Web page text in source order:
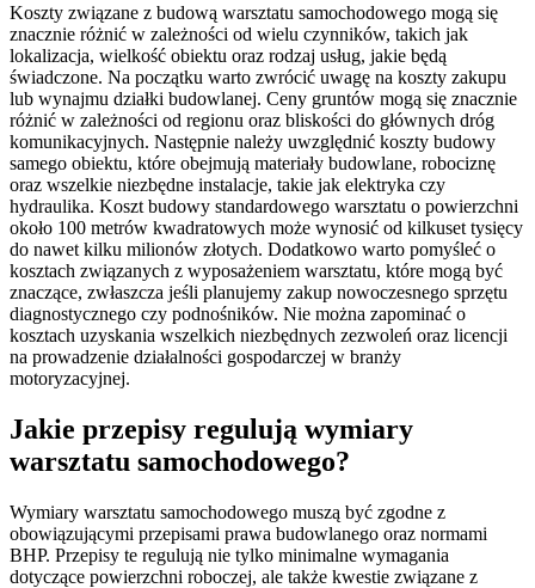
Koszty związane z budową warsztatu samochodowego mogą się
znacznie różnić w zależności od wielu czynników, takich jak
lokalizacja, wielkość obiektu oraz rodzaj usług, jakie będą
świadczone. Na początku warto zwrócić uwagę na koszty zakupu
lub wynajmu działki budowlanej. Ceny gruntów mogą się znacznie
różnić w zależności od regionu oraz bliskości do głównych dróg
komunikacyjnych. Następnie należy uwzględnić koszty budowy
samego obiektu, które obejmują materiały budowlane, robociznę
oraz wszelkie niezbędne instalacje, takie jak elektryka czy
hydraulika. Koszt budowy standardowego warsztatu o powierzchni
około 100 metrów kwadratowych może wynosić od kilkuset tysięcy
do nawet kilku milionów złotych. Dodatkowo warto pomyśleć o
kosztach związanych z wyposażeniem warsztatu, które mogą być
znaczące, zwłaszcza jeśli planujemy zakup nowoczesnego sprzętu
diagnostycznego czy podnośników. Nie można zapominać o
kosztach uzyskania wszelkich niezbędnych zezwoleń oraz licencji
na prowadzenie działalności gospodarczej w branży
motoryzacyjnej.
Jakie przepisy regulują wymiary
warsztatu samochodowego?
Wymiary warsztatu samochodowego muszą być zgodne z
obowiązującymi przepisami prawa budowlanego oraz normami
BHP. Przepisy te regulują nie tylko minimalne wymagania
dotyczące powierzchni roboczej, ale także kwestie związane z